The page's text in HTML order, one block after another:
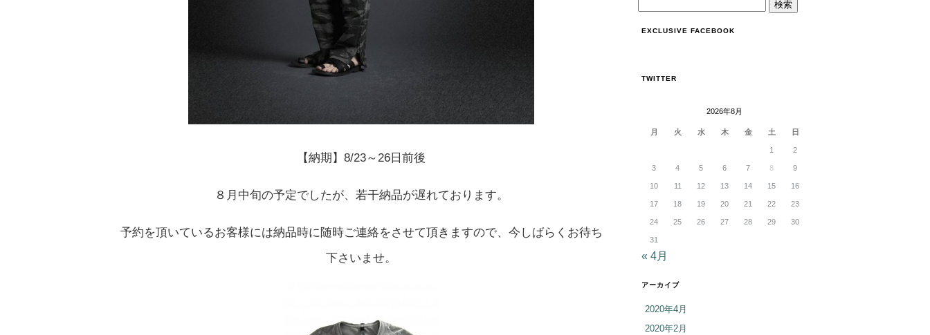
【納期】8/23～26日前後
８月中旬の予定でしたが、若干納品が遅れております。
予約を頂いているお客様には納品時に随時ご連絡をさせて頂きますので、今しばらくお待ち
下さいませ。
EXCLUSIVE FACEBOOK
TWITTER
2026年8月
月 火 水 木 金 土 日
1 2
3 4 5 6 7 8 9
10 11 12 13 14 15 16
17 18 19 20 21 22 23
24 25 26 27 28 29 30
31
« 4月
アーカイブ
2020年4月
2020年2月